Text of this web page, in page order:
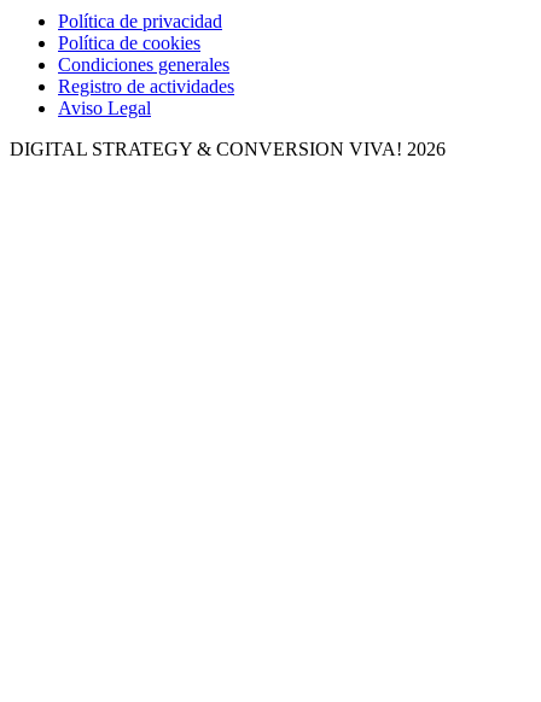
Política de privacidad
Política de cookies
Condiciones generales
Registro de actividades
Aviso Legal
DIGITAL STRATEGY & CONVERSION VIVA! 2026